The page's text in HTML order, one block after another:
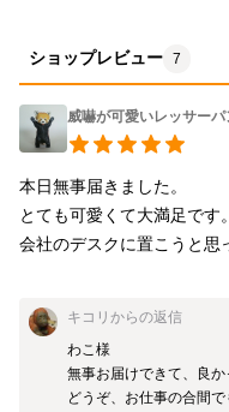
ショップレビュー 7
威嚇が可愛いレッサー
本日無事届きました。
とても可愛くて大満足です。
会社のデスクに置こうと思
キコリ からの返信
わこ様
無事お届けできて、良か
どうぞ、お仕事の合間